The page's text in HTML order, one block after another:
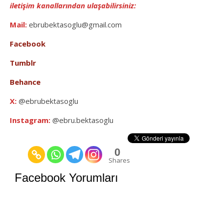
iletişim kanallarından ulaşabilirsiniz:
Mail: ebrubektasoglu@gmail.com
Facebook
Tumblr
Behance
X: @ebrubektasoglu
Instagram: @ebru.bektasoglu
0
Shares
Facebook Yorumları